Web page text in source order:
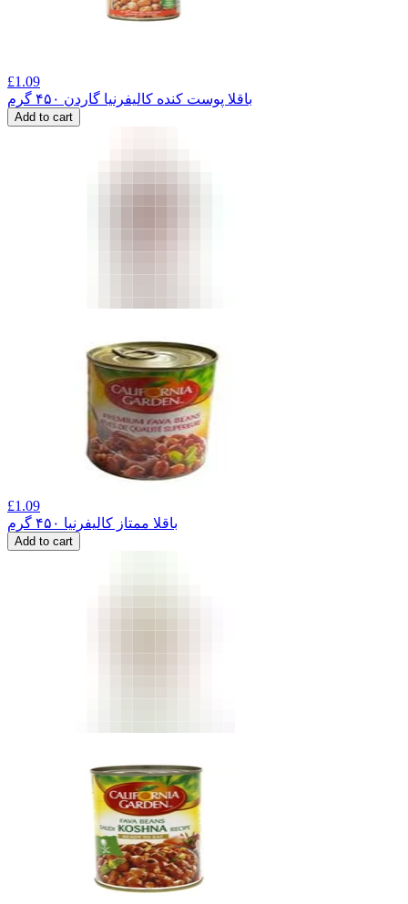
£1.09
باقلا پوست کنده کالیفرنیا گاردن ۴۵۰ گرم
Add to cart
£1.09
باقلا ممتاز کالیفرنیا ۴۵۰ گرم
Add to cart